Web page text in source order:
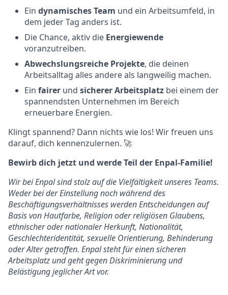
Ein dynamisches Team und ein Arbeitsumfeld, in
dem jeder Tag anders ist.
Die Chance, aktiv die Energiewende
voranzutreiben.
Abwechslungsreiche Projekte, die deinen
Arbeitsalltag alles andere als langweilig machen.
Ein fairer und sicherer Arbeitsplatz bei einem der
spannendsten Unternehmen im Bereich
erneuerbare Energien.
Klingt spannend? Dann nichts wie los! Wir freuen uns
darauf, dich kennenzulernen. 🚀
Bewirb dich jetzt und werde Teil der Enpal-Familie!
Wir bei Enpal sind stolz auf die Vielfältigkeit unseres Teams.
Weder bei der Einstellung noch während des
Beschäftigungsverhältnisses werden Entscheidungen auf
Basis von Hautfarbe, Religion oder religiösen Glaubens,
ethnischer oder nationaler Herkunft, Nationalität,
Geschlechteridentität, sexuelle Orientierung, Behinderung
oder Alter getroffen. Enpal steht für einen sicheren
Arbeitsplatz und geht gegen Diskriminierung und
Belästigung jeglicher Art vor.